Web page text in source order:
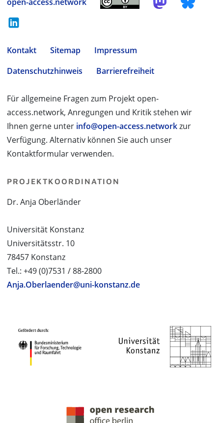
Kontakt Sitemap
Impressum
Datenschutzhinweis
Barrierefreiheit
Für allgemeine Fragen zum Projekt open-
access.network, Anregungen und Kritik stehen wir
Ihnen gerne unter info@open-access.networkzur
Verfügung. Alternativ können Sie auch unser
Kontaktformular verwenden.
PROJEKTKOORDINATION
Dr. Anja Oberländer
Universität Konstanz
Universitätsstr. 10
78457 Konstanz
Tel.: +49 (0)7531 / 88-2800
Anja.Oberlaender@uni-konstanz.de